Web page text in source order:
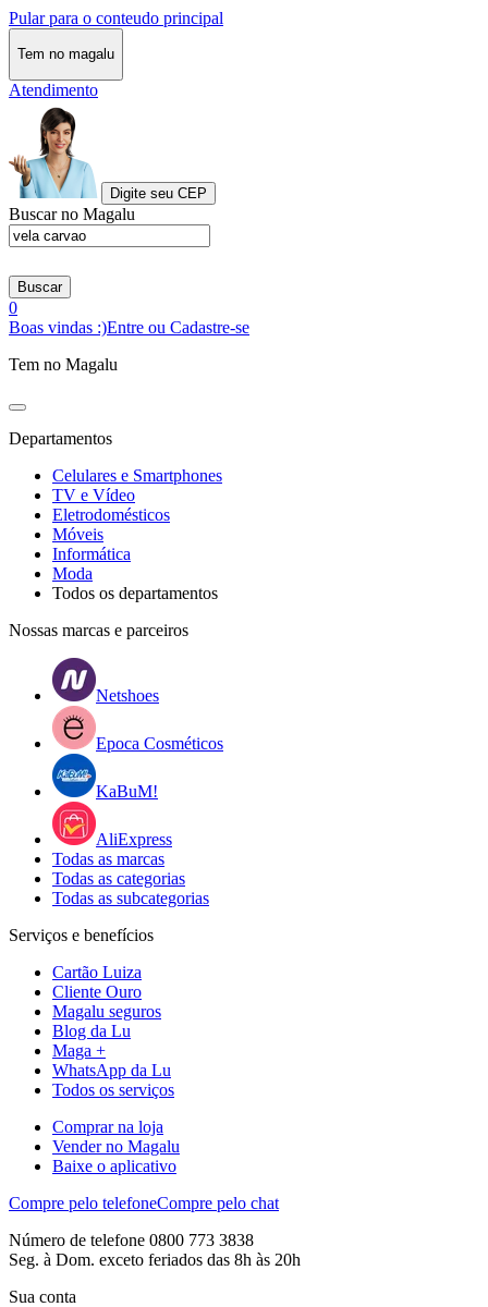
Pular para o conteudo principal
Tem no magalu
Atendimento
Digite seu CEP
Buscar no Magalu
Buscar
0
Boas vindas :)Entre ou Cadastre-se
Tem no Magalu
Departamentos
Celulares e Smartphones
TV e Vídeo
Eletrodomésticos
Móveis
Informática
Moda
Todos os departamentos
Nossas marcas e parceiros
Netshoes
Epoca Cosméticos
KaBuM!
AliExpress
Todas as marcas
Todas as categorias
Todas as subcategorias
Serviços e benefícios
Cartão Luiza
Cliente Ouro
Magalu seguros
Blog da Lu
Maga +
WhatsApp da Lu
Todos os serviços
Comprar na loja
Vender no Magalu
Baixe o aplicativo
Compre pelo telefoneCompre pelo chat
Número de telefone 0800 773 3838
Seg. à Dom. exceto feriados das 8h às 20h
Sua conta